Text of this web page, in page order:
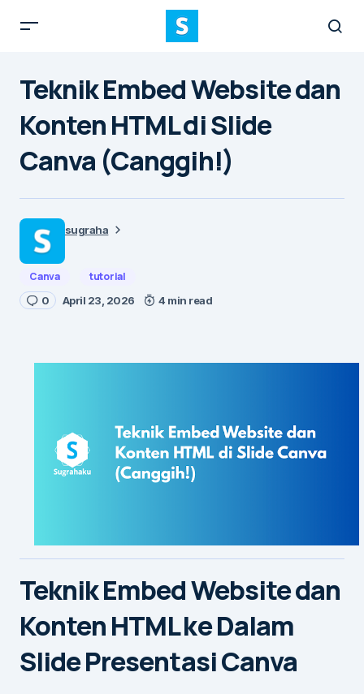
Teknik Embed Website dan
Konten HTML di Slide
Canva (Canggih!)
sugraha
Canva tutorial
0 April 23, 2026 4 min read
Teknik Embed Website dan
Konten HTML ke Dalam
Slide Presentasi Canva